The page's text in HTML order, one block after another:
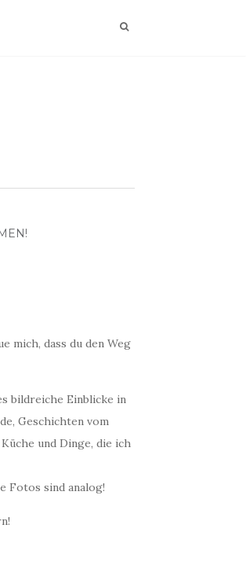
mich, dass du den Weg
bildreiche Einblicke in
Geschichten vom
und Dinge, die ich
Fotos sind analog!